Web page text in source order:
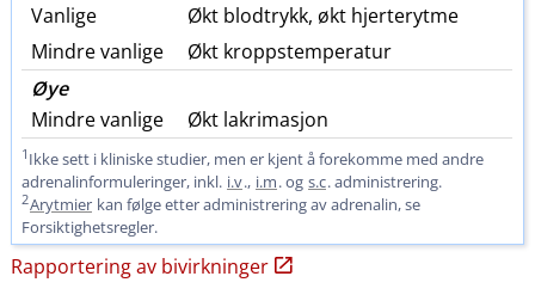
Vanlige
Økt blodtrykk, økt hjerterytme
Mindre vanlige
Økt kroppstemperatur
Øye
Mindre vanlige
Økt lakrimasjon
1 Ikke sett i kliniske studier, men er kjent å forekomme med andre
adrenalinformuleringer, inkl. i.v., i.m. og s.c. administrering.
2Arytmier kan følge etter administrering av adrenalin, se
Forsiktighetsregler.
Rapportering av bivirkninger